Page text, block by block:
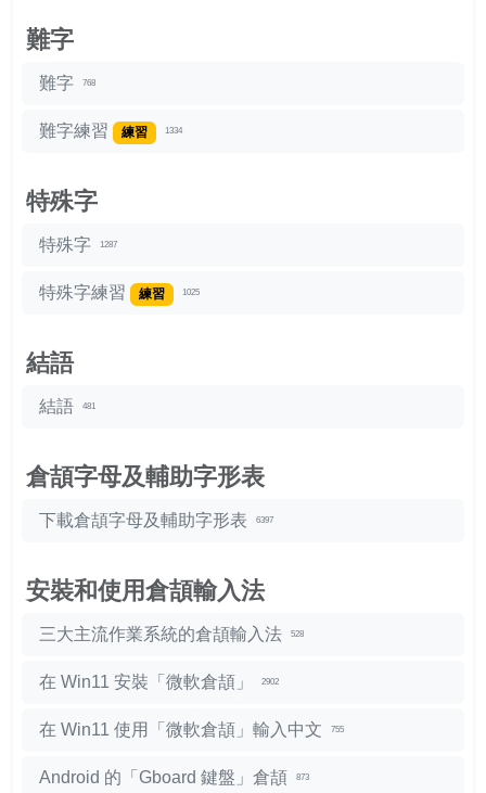
難字
難字 768
難字練習 練習 1334
特殊字
特殊字 1287
特殊字練習 練習 1025
結語
結語 481
倉頡字母及輔助字形表
下載倉頡字母及輔助字形表 6397
安裝和使用倉頡輸入法
三大主流作業系統的倉頡輸入法 528
在 Win11 安裝「微軟倉頡」 2902
在 Win11 使用「微軟倉頡」輸入中文 755
Android 的「Gboard 鍵盤」倉頡 873